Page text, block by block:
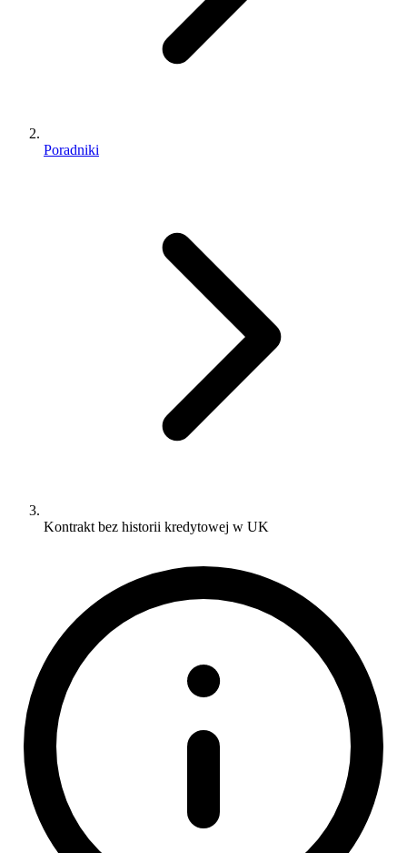
Poradniki
Kontrakt bez historii kredytowej w UK